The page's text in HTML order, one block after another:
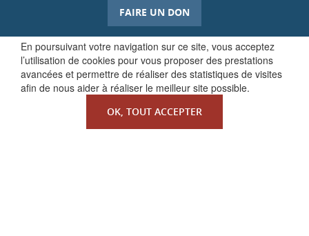
En poursuivant votre navigation sur ce site, vous acceptez
l’utilisation de cookies pour vous proposer des prestations
avancées et permettre de réaliser des statistiques de visites
afin de nous aider à réaliser le meilleur site possible.
OK, TOUT ACCEPTER
FAIRE UN DON